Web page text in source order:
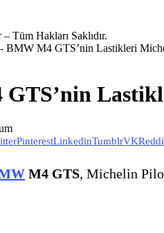
Tüm Hakları Saklıdır.
BMW M4 GTS’nin Lastikleri
PinterestLinkedinTumblrVK
M4 GTS, Michelin